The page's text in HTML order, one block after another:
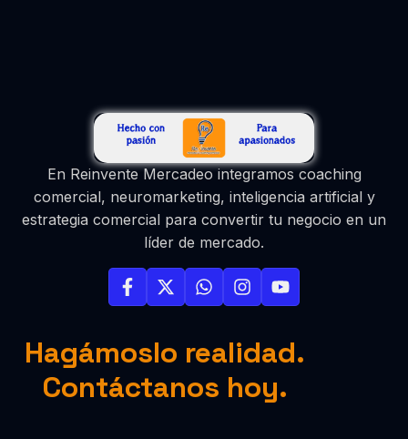
En Reinvente Mercadeo integramos coaching
comercial, neuromarketing, inteligencia artificial y
estrategia comercial para convertir tu negocio en un
líder de mercado.
Hagámoslo realidad.
Contáctanos hoy.